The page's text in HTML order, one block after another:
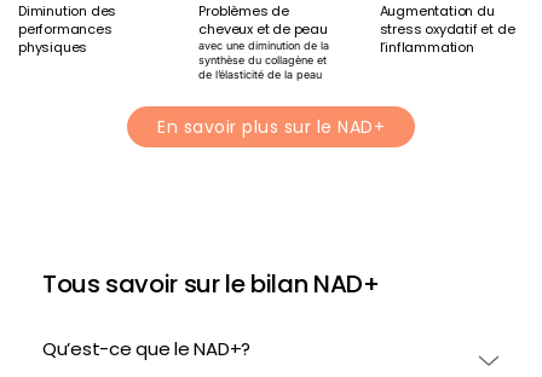
Diminution des
performances
physiques
Problèmes de
cheveux et de peau
avec une diminution de la
synthèse du collagène et
de l’élasticité de la peau
Augmentation du
stress oxydatif et de
l’inflammation
En savoir plus sur le NAD+
Tous savoir sur le bilan NAD+
Qu’est-ce que le NAD+?